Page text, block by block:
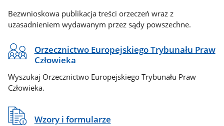
Bezwnioskowa publikacja treści orzeczeń wraz z
uzasadnieniem wydawanym przez sądy powszechne.
Orzecznictwo Europejskiego Trybunału Praw
Człowieka
Wyszukaj Orzecznictwo Europejskiego Trybunału Praw
Człowieka.
Wzory i formularze